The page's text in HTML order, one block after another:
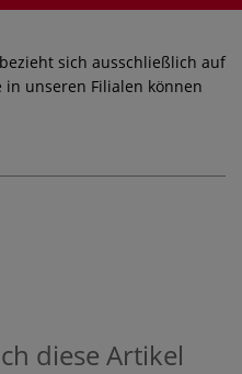
sich ausschließlich auf
unseren Filialen können
diese Artikel